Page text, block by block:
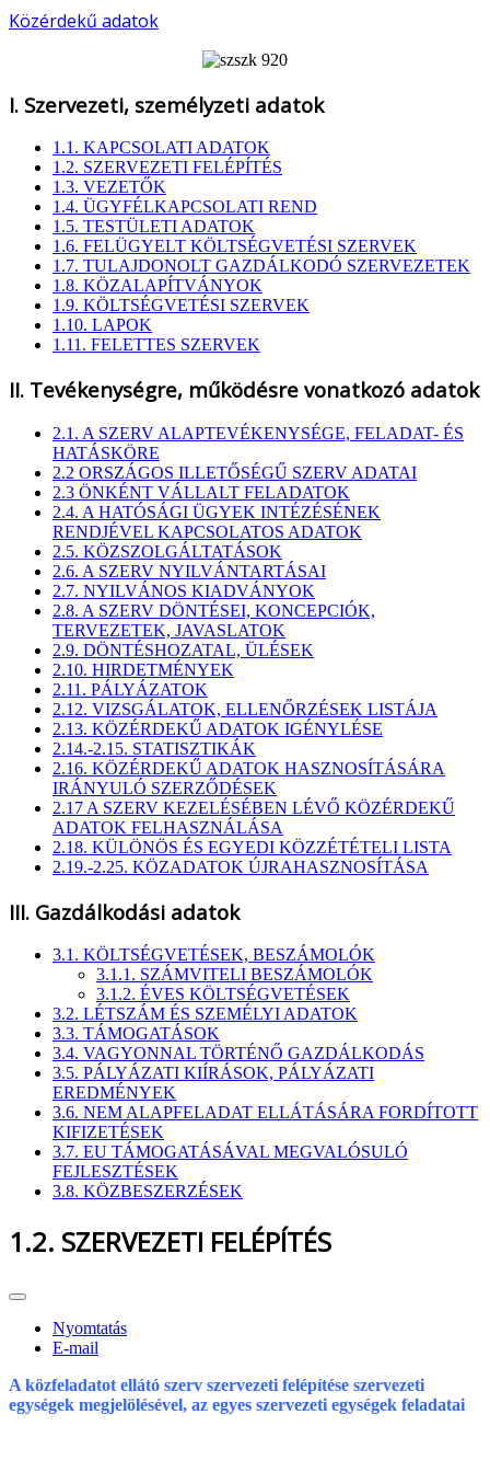
Közérdekű adatok
I. Szervezeti, személyzeti adatok
1.1. KAPCSOLATI ADATOK
1.2. SZERVEZETI FELÉPÍTÉS
1.3. VEZETŐK
1.4. ÜGYFÉLKAPCSOLATI REND
1.5. TESTÜLETI ADATOK
1.6. FELÜGYELT KÖLTSÉGVETÉSI SZERVEK
1.7. TULAJDONOLT GAZDÁLKODÓ SZERVEZETEK
1.8. KÖZALAPÍTVÁNYOK
1.9. KÖLTSÉGVETÉSI SZERVEK
1.10. LAPOK
1.11. FELETTES SZERVEK
II. Tevékenységre, működésre vonatkozó adatok
2.1. A SZERV ALAPTEVÉKENYSÉGE, FELADAT- ÉS
HATÁSKÖRE
2.2 ORSZÁGOS ILLETŐSÉGŰ SZERV ADATAI
2.3 ÖNKÉNT VÁLLALT FELADATOK
2.4. A HATÓSÁGI ÜGYEK INTÉZÉSÉNEK
RENDJÉVEL KAPCSOLATOS ADATOK
2.5. KÖZSZOLGÁLTATÁSOK
2.6. A SZERV NYILVÁNTARTÁSAI
2.7. NYILVÁNOS KIADVÁNYOK
2.8. A SZERV DÖNTÉSEI, KONCEPCIÓK,
TERVEZETEK, JAVASLATOK
2.9. DÖNTÉSHOZATAL, ÜLÉSEK
2.10. HIRDETMÉNYEK
2.11. PÁLYÁZATOK
2.12. VIZSGÁLATOK, ELLENŐRZÉSEK LISTÁJA
2.13. KÖZÉRDEKŰ ADATOK IGÉNYLÉSE
2.14.-2.15. STATISZTIKÁK
2.16. KÖZÉRDEKŰ ADATOK HASZNOSÍTÁSÁRA
IRÁNYULÓ SZERZŐDÉSEK
2.17 A SZERV KEZELÉSÉBEN LÉVŐ KÖZÉRDEKŰ
ADATOK FELHASZNÁLÁSA
2.18. KÜLÖNÖS ÉS EGYEDI KÖZZÉTÉTELI LISTA
2.19.-2.25. KÖZADATOK ÚJRAHASZNOSÍTÁSA
III. Gazdálkodási adatok
3.1. KÖLTSÉGVETÉSEK, BESZÁMOLÓK
3.1.1. SZÁMVITELI BESZÁMOLÓK
3.1.2. ÉVES KÖLTSÉGVETÉSEK
3.2. LÉTSZÁM ÉS SZEMÉLYI ADATOK
3.3. TÁMOGATÁSOK
3.4. VAGYONNAL TÖRTÉNŐ GAZDÁLKODÁS
3.5. PÁLYÁZATI KIÍRÁSOK, PÁLYÁZATI
EREDMÉNYEK
3.6. NEM ALAPFELADAT ELLÁTÁSÁRA FORDÍTOTT
KIFIZETÉSEK
3.7. EU TÁMOGATÁSÁVAL MEGVALÓSULÓ
FEJLESZTÉSEK
3.8. KÖZBESZERZÉSEK
1.2. SZERVEZETI FELÉPÍTÉS
Nyomtatás
E-mail
A közfeladatot ellátó szerv szervezeti felépítése szervezeti
egységek megjelölésével, az egyes szervezeti egységek feladatai